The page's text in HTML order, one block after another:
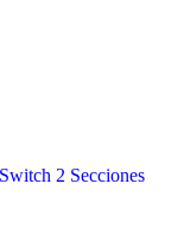
2 Secciones